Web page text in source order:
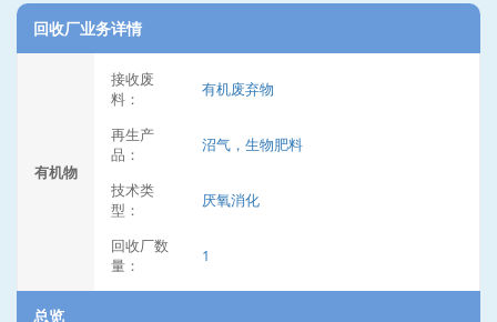
回收厂业务详情
有机物
接收废
料：
有机废弃物
再生产
品：
沼气，生物肥料
技术类
型：
厌氧消化
回收厂数
量：
1
总览